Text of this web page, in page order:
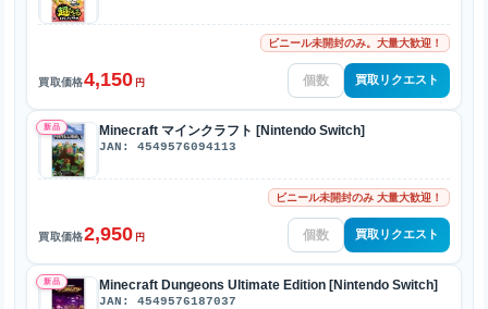
ビニール未開封のみ。大量大歓迎！
買取価格4,150 円 買取リクエスト
新品 Minecraft マインクラフト [Nintendo Switch]
JAN: 4549576094113
ビニール未開封のみ 大量大歓迎！
買取価格2,950 円 買取リクエスト
新品 Minecraft Dungeons Ultimate Edition [Nintendo Switch]
JAN: 4549576187037